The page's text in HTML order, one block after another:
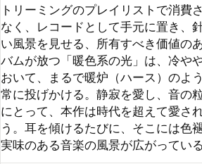
参考になった シェア
コメント (0)
まだコメントがありません
コメントするにはログインしてください